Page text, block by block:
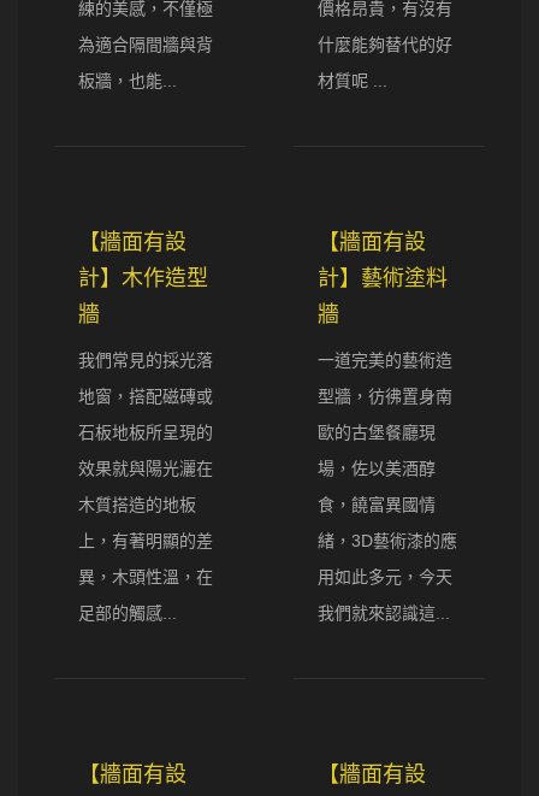
練的美感，不僅極
為適合隔間牆與背
板牆，也能...
價格昂貴，有沒有
什麼能夠替代的好
材質呢 ...
【牆面有設
計】木作造型
牆
我們常見的採光落
地窗，搭配磁磚或
石板地板所呈現的
效果就與陽光灑在
木質搭造的地板
上，有著明顯的差
異，木頭性溫，在
足部的觸感...
【牆面有設
計】藝術塗料
牆
一道完美的藝術造
型牆，彷彿置身南
歐的古堡餐廳現
場，佐以美酒醇
食，饒富異國情
緒，3D藝術漆的應
用如此多元，今天
我們就來認識這...
【牆面有設
【牆面有設